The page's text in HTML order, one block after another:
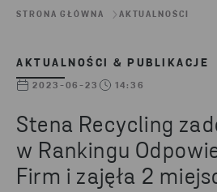
STRONA GŁÓWNA AKTUALNOŚCI
AKTUALNOŚCI & PUBLIKACJE
2023-06-23 14:36
Stena Recycling
w Rankingu
Firm i zajęła 2